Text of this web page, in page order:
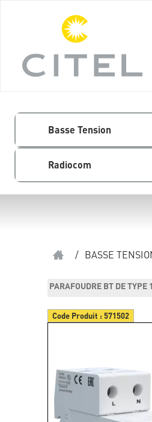
Basse Tension
Radiocom
/ BASSE
PARAFOUDRE BT DE TYPE
Code Produit :571502